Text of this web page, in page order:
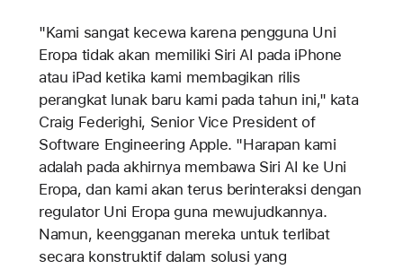
"Kami sangat kecewa karena pengguna Uni
Eropa tidak akan memiliki Siri AI pada iPhone
atau iPad ketika kami membagikan rilis
perangkat lunak baru kami pada tahun ini," kata
Craig Federighi, Senior Vice President of
Software Engineering Apple. "Harapan kami
adalah pada akhirnya membawa Siri AI ke Uni
Eropa, dan kami akan terus berinteraksi dengan
regulator Uni Eropa guna mewujudkannya.
Namun, keengganan mereka untuk terlibat
secara konstruktif dalam solusi yang